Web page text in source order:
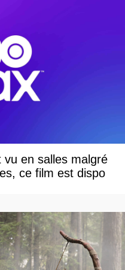
vu en salles malgré
ce film est dispo